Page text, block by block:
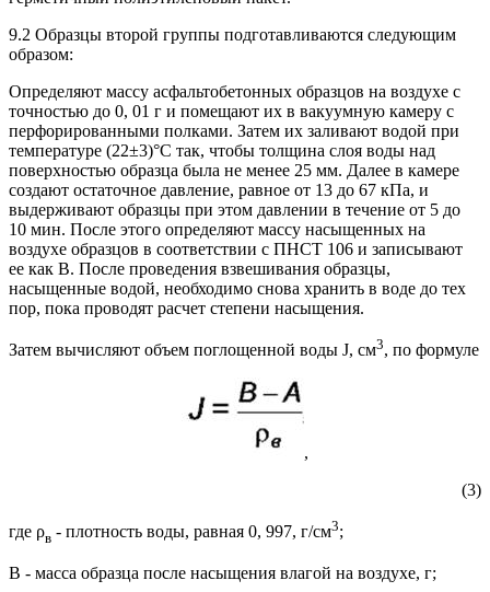
9.2 Образцы второй группы подготавливаются следующим
образом:
Определяют массу асфальтобетонных образцов на воздухе с
точностью до 0, 01 г и помещают их в вакуумную камеру с
перфорированными полками. Затем их заливают водой при
температуре (22±3)°С так, чтобы толщина слоя воды над
поверхностью образца была не менее 25 мм. Далее в камере
создают остаточное давление, равное от 13 до 67 кПа, и
выдерживают образцы при этом давлении в течение от 5 до
10 мин. После этого определяют массу насыщенных на
воздухе образцов в соответствии с ПНСТ 106 и записывают
ее как В. После проведения взвешивания образцы,
насыщенные водой, необходимо снова хранить в воде до тех
пор, пока проводят расчет степени насыщения.
Затем вычисляют объем поглощенной воды J, см3, по формуле
,
(3)
где ρв - плотность воды, равная 0, 997, г/см3;
В - масса образца после насыщения влагой на воздухе, г;